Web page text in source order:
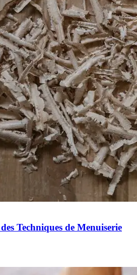
Techniques de Menuiserie